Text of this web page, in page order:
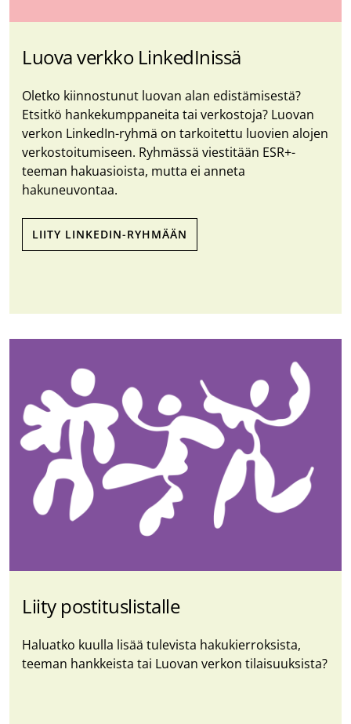
Luova verkko LinkedInissä
Oletko kiinnostunut luovan alan edistämisestä?
Etsitkö hankekumppaneita tai verkostoja? Luovan
verkon LinkedIn-ryhmä on tarkoitettu luovien alojen
verkostoitumiseen. Ryhmässä viestitään ESR+-
teeman hakuasioista, mutta ei anneta
hakuneuvontaa.
LIITY LINKEDIN-RYHMÄÄN
Liity postituslistalle
Haluatko kuulla lisää tulevista hakukierroksista,
teeman hankkeista tai Luovan verkon tilaisuuksista?